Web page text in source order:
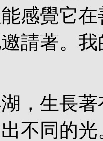
感覺它
請著。
，生長
不同的